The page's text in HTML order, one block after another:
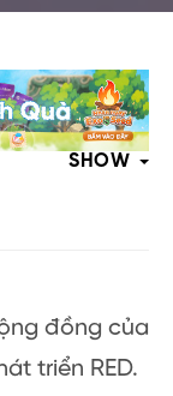
SHOW
đồng của
triển RED.